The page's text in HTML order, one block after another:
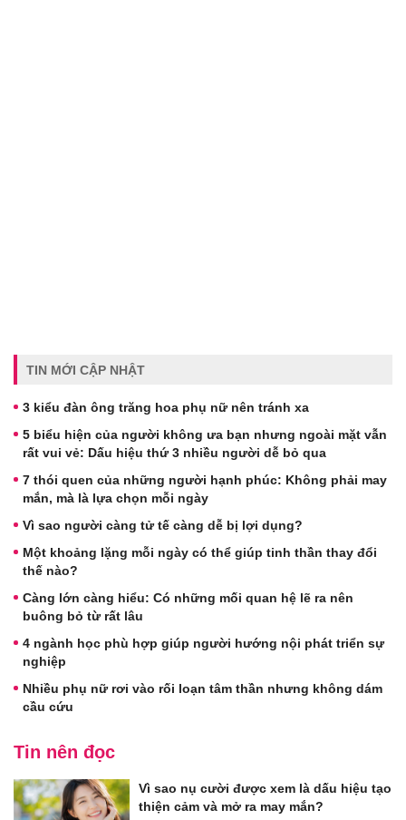
TIN MỚI CẬP NHẬT
3 kiểu đàn ông trăng hoa phụ nữ nên tránh xa
5 biểu hiện của người không ưa bạn nhưng ngoài mặt vẫn
rất vui vẻ: Dấu hiệu thứ 3 nhiều người dễ bỏ qua
7 thói quen của những người hạnh phúc: Không phải may
mắn, mà là lựa chọn mỗi ngày
Vì sao người càng tử tế càng dễ bị lợi dụng?
Một khoảng lặng mỗi ngày có thể giúp tinh thần thay đổi
thế nào?
Càng lớn càng hiểu: Có những mối quan hệ lẽ ra nên
buông bỏ từ rất lâu
4 ngành học phù hợp giúp người hướng nội phát triển sự
nghiệp
Nhiều phụ nữ rơi vào rối loạn tâm thần nhưng không dám
cầu cứu
Tin nên đọc
Vì sao nụ cười được xem là dấu hiệu tạo
thiện cảm và mở ra may mắn?